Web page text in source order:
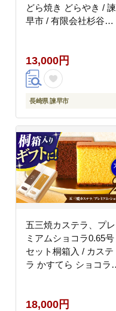
どら焼き どらやき / 諫
早市 / 有限会社杉谷本
13,000円
長崎県 諫早市
五三焼カステラ、プレ
ミアムショコラ0.65号
セット桐箱入 / カステ
ラ かすてら ショコラ
[AHAE004]
18,000円